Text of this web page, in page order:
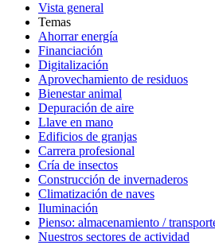
Vista general
Temas
Ahorrar energía
Financiación
Digitalización
Aprovechamiento de residuos
Bienestar animal
Depuración de aire
Llave en mano
Edificios de granjas
Carrera profesional
Cría de insectos
Construcción de invernaderos
Climatización de naves
Iluminación
Pienso: almacenamiento /
Nuestros sectores de actividad